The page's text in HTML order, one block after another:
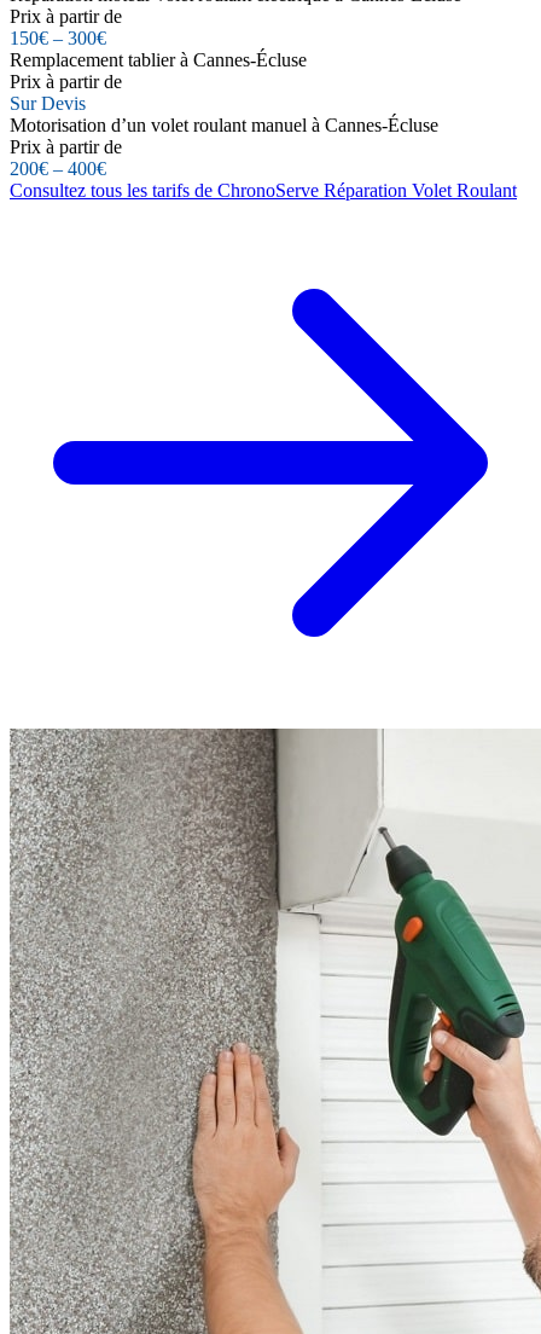
Prix à partir de
150€ – 300€
Remplacement tablier à Cannes-Écluse
Prix à partir de
Sur Devis
Motorisation d’un volet roulant manuel à Cannes-Écluse
Prix à partir de
200€ – 400€
Consultez tous les tarifs de ChronoServe Réparation Volet Roulant